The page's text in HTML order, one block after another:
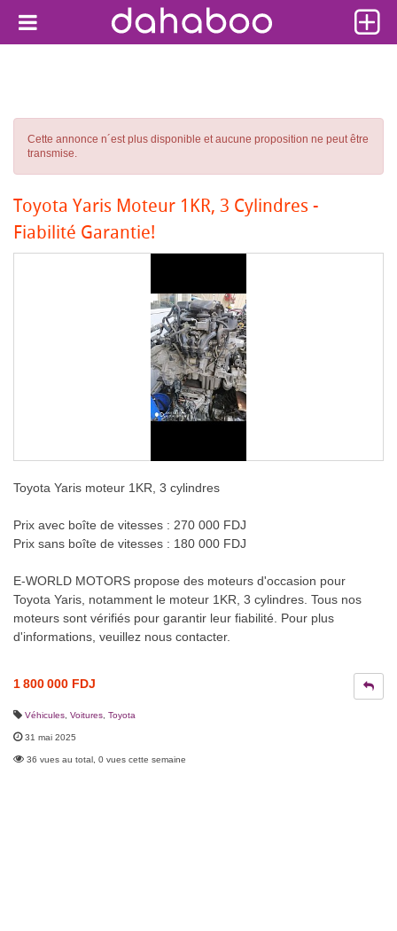
Cette annonce n´est plus disponible et aucune proposition ne peut être
transmise.
Toyota Yaris Moteur 1KR, 3 Cylindres -
Fiabilité Garantie!
Toyota Yaris moteur 1KR, 3 cylindres
Prix avec boîte de vitesses : 270 000 FDJ
Prix sans boîte de vitesses : 180 000 FDJ
E-WORLD MOTORS propose des moteurs d'occasion pour
Toyota Yaris, notamment le moteur 1KR, 3 cylindres. Tous nos
moteurs sont vérifiés pour garantir leur fiabilité. Pour plus
d'informations, veuillez nous contacter.
1 800 000 FDJ
Véhicules Voitures Toyota
31 mai 2025
36 vues au total, 0 vues cette semaine